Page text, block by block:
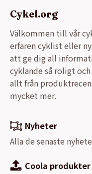
Cykel.org
Välkommen till vår
erfaren cyklist eller
att ge dig all
cyklande så roligt
allt från
mycket mer.
Nyheter
Alla de senaste
Coola produkter